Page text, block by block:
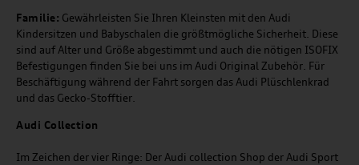
Familie: Gewährleisten Sie Ihren Kleinsten mit den Audi
Kindersitzen und Babyschalen die größtmögliche Sicherheit. Diese
sind auf Alter und Größe abgestimmt und auch die nötigen ISOFIX
Befestigungen finden Sie bei uns im Audi Original Zubehör. Für
Beschäftigung während der Fahrt sorgen das Audi Plüschlenkrad
und das Gecko-Stofftier.
Audi Collection
Im Zeichen der vier Ringe: Der Audi collection Shop der Audi Sport